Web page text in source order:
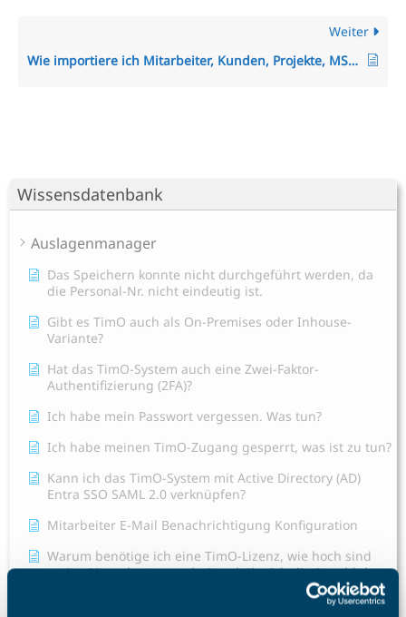
Wissensdatenbank
Auslagenmanager
Das Speichern konnte nicht durchgeführt werden, da
die Personal-Nr. nicht eindeutig ist.
Gibt es TimO auch als On-Premises oder Inhouse-
Variante?
Hat das TimO-System auch eine Zwei-Faktor-
Authentifizierung (2FA)?
Ich habe mein Passwort vergessen. Was tun?
Ich habe meinen TimO-Zugang gesperrt, was ist zu tun?
Kann ich das TimO-System mit Active Directory (AD)
Entra SSO SAML 2.0 verknüpfen?
Mitarbeiter E-Mail Benachrichtigung Konfiguration
Warum benötige ich eine TimO-Lizenz, wie hoch sind
meine Lizenzkosten und wie erhöhe ich die Anzahl der
Weiter
Wie importiere ich Mitarbeiter, Kunden, Projekte, MS Project-Dateien oder Zeiten in das System?